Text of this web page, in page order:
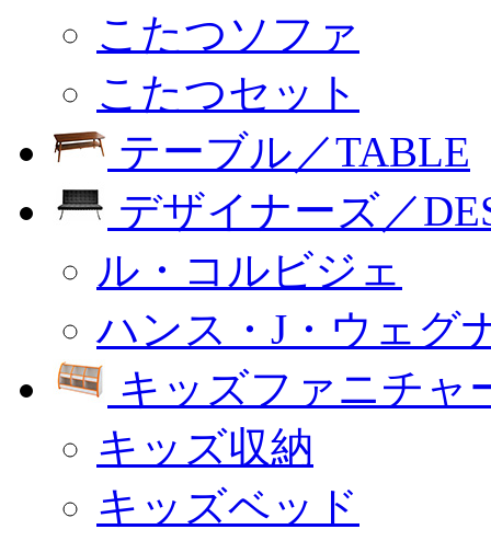
こたつソファ
こたつセット
テーブル／TABLE
デザイナーズ／
ル・コルビジェ
ハンス・J・ウェグ
キッズファニチャ
キッズ収納
キッズベッド